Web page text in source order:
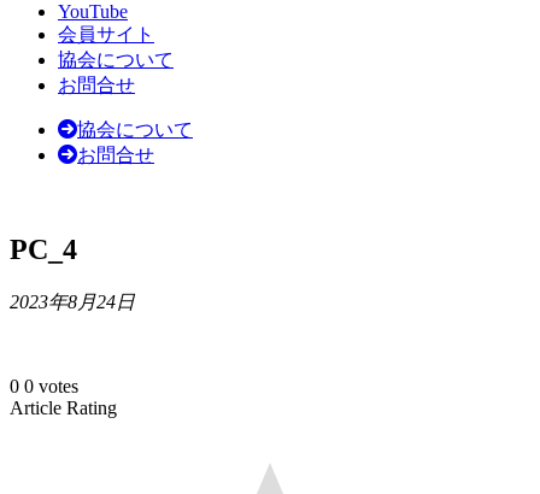
YouTube
会員サイト
協会について
お問合せ
協会について
お問合せ
PC_4
2023年8月24日
0 0 votes
Article Rating